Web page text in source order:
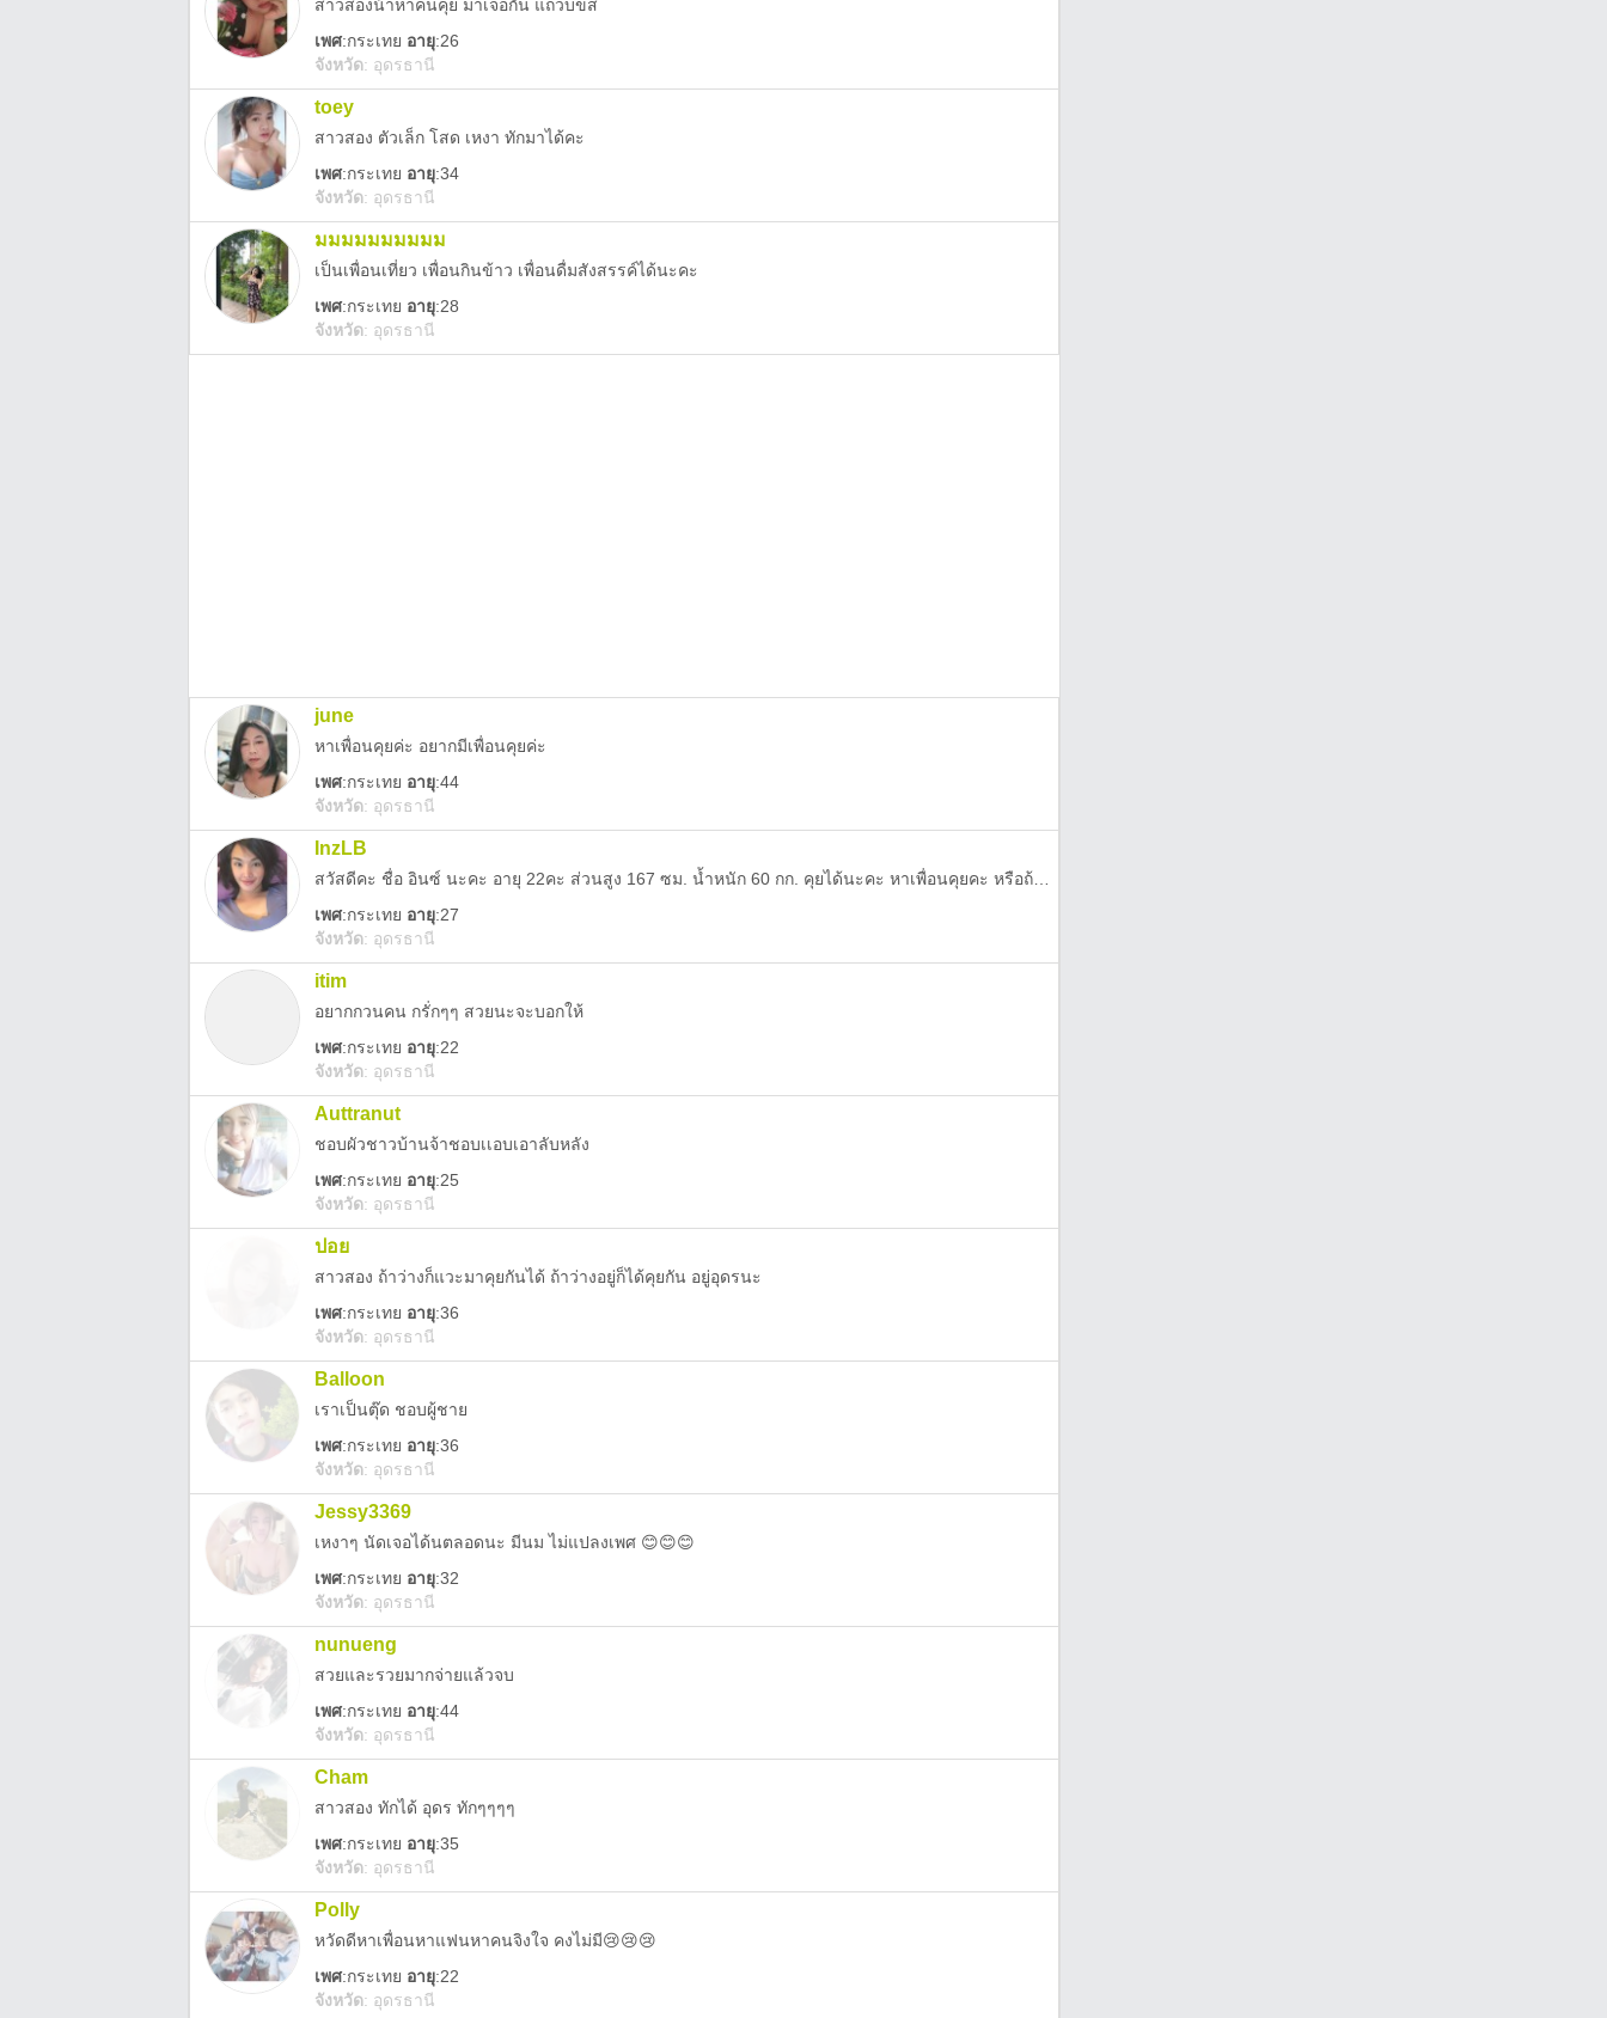
สาวสองน้าหาคนคุย มาเจอกัน แถวบขส
เพศ:กระเทย อายุ:26
จังหวัด: อุดรธานี
toey
สาวสอง ตัวเล็ก โสด เหงา ทักมาได้คะ
เพศ:กระเทย อายุ:34
จังหวัด: อุดรธานี
มมมมมมมมมม
เป็นเพื่อนเที่ยว เพื่อนกินข้าว เพื่อนดื่มสังสรรค์ได้นะคะ
เพศ:กระเทย อายุ:28
จังหวัด: อุดรธานี
june
หาเพื่อนคุยค่ะ อยากมีเพื่อนคุยค่ะ
เพศ:กระเทย อายุ:44
จังหวัด: อุดรธานี
InzLB
เพศ:กระเทย อายุ:27
จังหวัด: อุดรธานี
itim
อยากกวนคน กรั่กๆๆ สวยนะจะบอกให้
เพศ:กระเทย อายุ:22
จังหวัด: อุดรธานี
Auttranut
ชอบผัวชาวบ้านจ้าชอบเเอบเอาลับหลัง
เพศ:กระเทย อายุ:25
จังหวัด: อุดรธานี
ปอย
สาวสอง ถ้าว่างก็แวะมาคุยกันได้ ถ้าว่างอยู่ก็ได้คุยกัน อยู่อุดรนะ
เพศ:กระเทย อายุ:36
จังหวัด: อุดรธานี
Balloon
เราเป็นตุ๊ด ชอบผู้ชาย
เพศ:กระเทย อายุ:36
จังหวัด: อุดรธานี
Jessy3369
เหงาๆ นัดเจอได้นตลอดนะ มีนม ไม่แปลงเพศ 😊😊😊
เพศ:กระเทย อายุ:32
จังหวัด: อุดรธานี
nunueng
สวยและรวยมากจ่ายแล้วจบ
เพศ:กระเทย อายุ:44
จังหวัด: อุดรธานี
Cham
สาวสอง​ ทักได้​ อุดร​ ทักๆๆๆๆ
เพศ:กระเทย อายุ:35
จังหวัด: อุดรธานี
Polly
หวัดดีหาเพื่อนหาแฟนหาคนจิงใจ คงไม่มี😢😢😢
เพศ:กระเทย อายุ:22
จังหวัด: อุดรธานี